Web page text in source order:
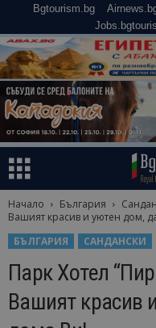
Bgtourism.bg
Начало България
Вашият красив и уютен дом,
БЪЛГАРИЯ
САНДАНСКИ
Парк Хотел
Вашият красив